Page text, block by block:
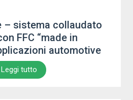
– sistema collaudato
FFC “made in
automotive
Leggi tutto